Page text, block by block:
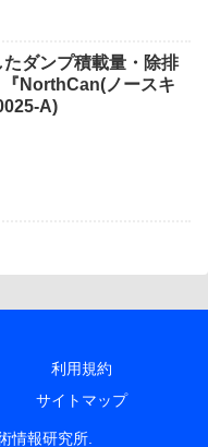
ダンプ積載量・除排
NorthCan(ノースキ
A)
利用規約
サイトマップ
情報研究所.